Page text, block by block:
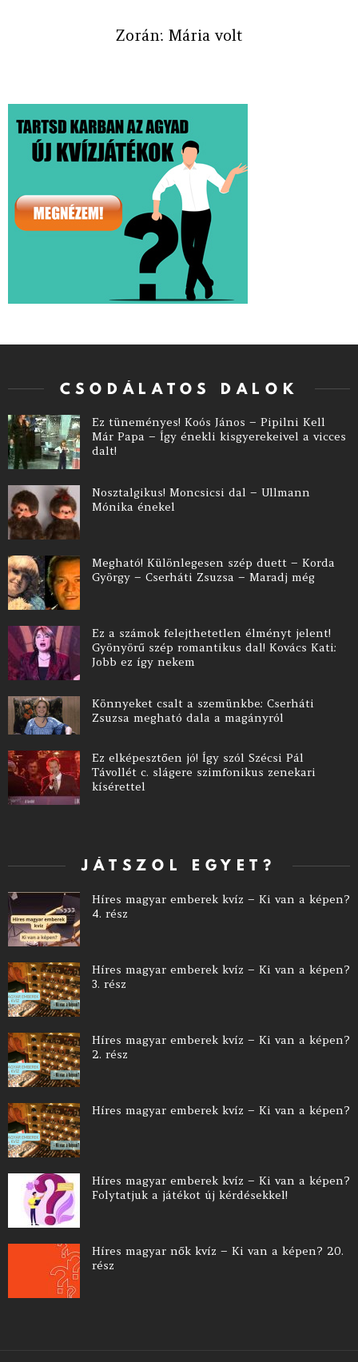
Zorán: Mária volt
CSODÁLATOS DALOK
Ez tüneményes! Koós János – Pipilni Kell
Már Papa – Így énekli kisgyerekeivel a vicces
dalt!
Nosztalgikus! Moncsicsi dal – Ullmann
Mónika énekel
Megható! Különlegesen szép duett – Korda
György – Cserháti Zsuzsa – Maradj még
Ez a számok felejthetetlen élményt jelent!
Gyönyörű szép romantikus dal! Kovács Kati:
Jobb ez így nekem
Könnyeket csalt a szemünkbe: Cserháti
Zsuzsa megható dala a magányról
Ez elképesztően jó! Így szól Szécsi Pál
Távollét c. slágere szimfonikus zenekari
kísérettel
JÁTSZOL EGYET?
Híres magyar emberek kvíz – Ki van a képen?
4. rész
Híres magyar emberek kvíz – Ki van a képen?
3. rész
Híres magyar emberek kvíz – Ki van a képen?
2. rész
Híres magyar emberek kvíz – Ki van a képen?
Híres magyar emberek kvíz – Ki van a képen?
Folytatjuk a játékot új kérdésekkel!
Híres magyar nők kvíz – Ki van a képen? 20.
rész